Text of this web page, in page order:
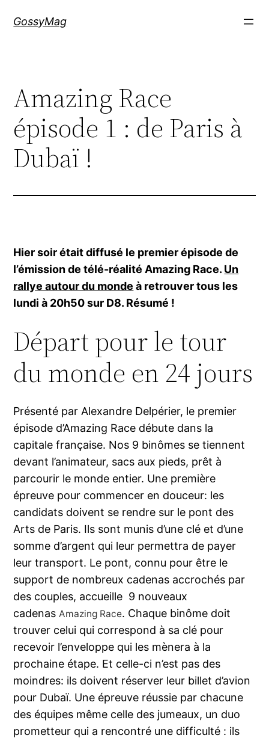
GossyMag
Amazing Race
épisode 1 : de Paris à
Dubaï !
Hier soir était diffusé le premier épisode de
l’émission de télé-réalité Amazing Race. Un
rallye autour du monde à retrouver tous les
lundi à 20h50 sur D8. Résumé !
Départ pour le tour
du monde en 24 jours
Présenté par Alexandre Delpérier, le premier
épisode d’Amazing Race débute dans la
capitale française. Nos 9 binômes se tiennent
devant l’animateur, sacs aux pieds, prêt à
parcourir le monde entier. Une première
épreuve pour commencer en douceur: les
candidats doivent se rendre sur le pont des
Arts de Paris. Ils sont munis d’une clé et d’une
somme d’argent qui leur permettra de payer
leur transport. Le pont, connu pour être le
support de nombreux cadenas accrochés par
des couples, accueille 9 nouveaux
cadenasAmazing Race. Chaque binôme doit
trouver celui qui correspond à sa clé pour
recevoir l’enveloppe qui les mènera à la
prochaine étape. Et celle-ci n’est pas des
moindres: ils doivent réserver leur billet d’avion
pour Dubaï. Une épreuve réussie par chacune
des équipes même celle des jumeaux, un duo
prometteur qui a rencontré une difficulté : ils